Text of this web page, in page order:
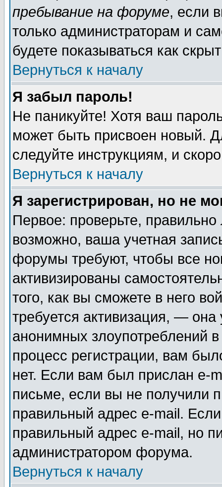
пребывание на форуме, если
только администраторам и
будете показываться как
Вернуться к началу
Я забыл пароль!
Не паникуйте! Хотя ваш
может быть присвоен новый.
следуйте инструкциям, и
Вернуться к началу
Я зарегистрирован, но не
Первое: проверьте,
возможно, ваша учетная
форумы требуют, чтобы все
активизированы
того, как вы сможете в него
требуется активизация, —
анонимных злоупотреблений
процесс регистрации, вам
нет. Если вам был прислан e-
письме, если вы не получили
правильный адрес e-mail.
правильный адрес e-mail, но
администратором форума.
Вернуться к началу